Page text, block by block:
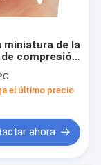
miniatura de la
compresión
1kN de
200 libras
el último precio
ahora